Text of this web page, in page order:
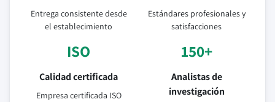
Entrega consistente desde
el establecimiento
Estándares profesionales y
satisfacciones
ISO
Calidad certificada
Empresa certificada ISO
150+
Analistas de
investigación